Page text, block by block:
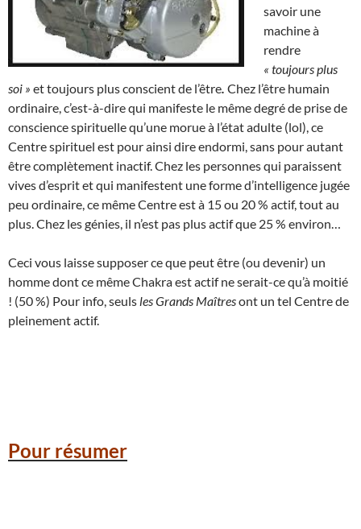
savoir une
machine à
rendre
« toujours plus
soi » et toujours plus conscient de l’être Chez l’être humain
ordinaire, c’est-à-dire qui manifeste le même degré de prise de
conscience spirituelle qu’une morue à l’état adulte (lol), ce
Centre spirituel est pour ainsi dire endormi, sans pour autant
être complètement inactif. Chez les personnes qui paraissent
vives d’esprit et qui manifestent une forme d’intelligence jugée
peu ordinaire, ce même Centre est à 15 ou 20 % actif, tout au
plus. Chez les génies, il n’est pas plus actif que 25 % environ…
Ceci vous laisse supposer ce que peut être (ou devenir) un
homme dont ce même Chakra est actif ne serait-ce qu’à moitié
! (50 %) Pour info, seuls les Grands Maîtresont un tel Centre de
pleinement actif.
Pour résumer